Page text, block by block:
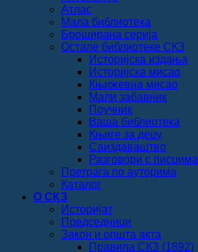
Атлас
Мала библиотека
Броширана серија
Остале библиотеке СКЗ
Историјска издања
Историјска мисао
Књижевна мисао
Мали забавник
Поучник
Ваша библиотека
Књиге за децу
Саиздаваштво
Разговори с писцима
Претрага по ауторима
Каталог
О СКЗ
Историјат
Председници
Закон и општа акта
Правила СКЗ (1892)